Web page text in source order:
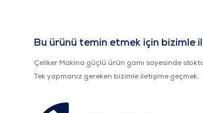
Bu ürünü temin etmek için bizimle
Çeliker Makina güçlü ürün gamı sayesinde
Tek yapmanız gereken bizimle iletişime geçmek.